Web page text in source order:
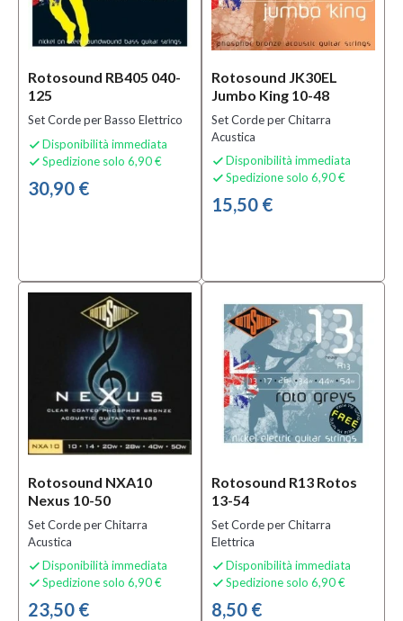
Rotosound RB405 040-
125
Set Corde per Basso Elettrico
 Disponibilità immediata
 Spedizione solo 6,90 €
30,90 €
Rotosound JK30EL
Jumbo King 10-48
Set Corde per Chitarra
Acustica
 Disponibilità immediata
 Spedizione solo 6,90 €
15,50 €
Rotosound NXA10
Nexus 10-50
Set Corde per Chitarra
Acustica
 Disponibilità immediata
 Spedizione solo 6,90 €
23,50 €
Rotosound R13 Rotos
13-54
Set Corde per Chitarra
Elettrica
 Disponibilità immediata
 Spedizione solo 6,90 €
8,50 €